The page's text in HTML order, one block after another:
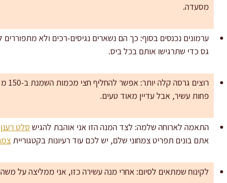
מסעדה.
ערמונים נכנסים בסוף: כך הם נשארים נגיסים-רכים ולא
גס כדי שתרגישו אותם בכל ביס.
פחות עשיר, אבל עדיין מאוד טעים.
התאמה לארוחה שלמה: לצד המנה הזו אני אוהבת להגיש סלט רענן
אתם בונים תפריט צמחוני שלם, יש לכם עוד רעיונות בקטגוריית
לקינוח שמתאים לסיום: אחרי מנה עשירה כזו, אני ממליצה על